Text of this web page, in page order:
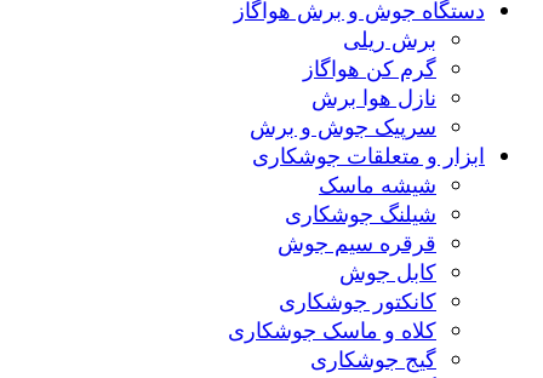
دستگاه جوش و برش هواگاز
برش ریلی
گرم کن هواگاز
نازل هوا برش
سرپیک جوش و برش
ابزار و متعلقات جوشکاری
شیشه ماسک
شیلنگ جوشکاری
قرقره سیم جوش
کابل جوش
کانکتور جوشکاری
کلاه و ماسک جوشکاری
گیج جوشکاری